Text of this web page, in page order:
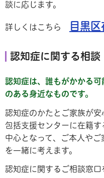
談に応じます。
詳しくはこちら 目黒
認知症に関する相談
認知症は、誰もがかかる
のある身近なものです。
認知症のかたとご家族が
包括支援センターに在籍
中心となって、ご本人や
を一緒に考えます。
認知症に関するご相談窓口